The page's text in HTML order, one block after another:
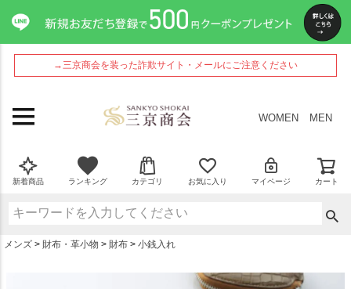
→三京商会を装った詐欺サイト・メールにご注意ください
WOMEN MEN
新着商品 ランキング カテゴリ お気に入り マイページ カート
メンズ 財布・革小物 財布 小銭入れ
ペー
ジト
ップ
へ